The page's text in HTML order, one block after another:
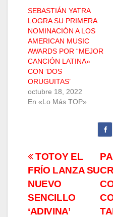
SEBASTIÁN YATRA
LOGRA SU PRIMERA
NOMINACIÓN A LOS
AMERICAN MUSIC
AWARDS POR “MEJOR
CANCIÓN LATINA»
CON ‘DOS
ORUGUITAS’
octubre 18, 2022
En «Lo Más TOP»
de
entradas
TOTOY EL
FRÍO LANZA SU
NUEVO
SENCILLO
‘ADIVINA’